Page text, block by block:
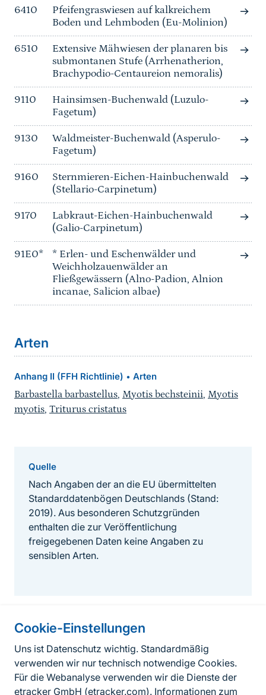
Cookie-Einstellungen
Uns ist Datenschutz wichtig. Standardmäßig
verwenden wir nur technisch notwendige Cookies.
Für die Webanalyse verwenden wir die Dienste der
etracker GmbH (etracker.com). Informationen zum
6410
Pfeifengraswiesen auf kalkreichem
Boden und Lehmboden (Eu-Molinion)
6510
Extensive Mähwiesen der planaren bis
submontanen Stufe (Arrhenatherion,
Brachypodio-Centaureion nemoralis)
9110
Hainsimsen-Buchenwald (Luzulo-
Fagetum)
9130
Waldmeister-Buchenwald (Asperulo-
Fagetum)
9160
Sternmieren-Eichen-Hainbuchenwald
(Stellario-Carpinetum)
9170
Labkraut-Eichen-Hainbuchenwald
(Galio-Carpinetum)
91E0*
* Erlen- und Eschenwälder und
Weichholzauenwälder an
Fließgewässern (Alno-Padion, Alnion
incanae, Salicion albae)
Arten
Anhang II (FFH Richtlinie) • Arten
Barbastella barbastellus, Myotis bechsteinii, Myotis
myotis, Triturus cristatus
Quelle
Nach Angaben der an die EU übermittelten
Standarddatenbögen Deutschlands (Stand:
2019). Aus besonderen Schutzgründen
enthalten die zur Veröffentlichung
freigegebenen Daten keine Angaben zu
sensiblen Arten.
Informationen zur Seite
FußzeileKontakt zum BfN
Kontaktformular